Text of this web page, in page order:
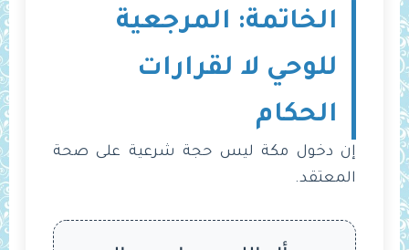
الخاتمة: المرجعية
للوحي لا لقرارات
الحكام
إن دخول مكة ليس حجة شرعية على صحة
المعتقد.